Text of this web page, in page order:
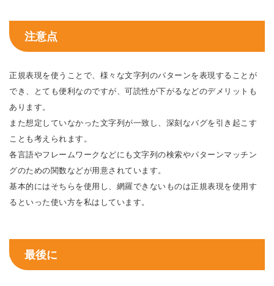
注意点
正規表現を使うことで、様々な文字列のパターンを表現することが
でき、とても便利なのですが、可読性が下がるなどのデメリットも
あります。
また想定していなかった文字列が一致し、深刻なバグを引き起こす
ことも考えられます。
各言語やフレームワークなどにも文字列の検索やパターンマッチン
グのための関数などが用意されています。
基本的にはそちらを使用し、網羅できないものは正規表現を使用す
るといった使い方を私はしています。
最後に